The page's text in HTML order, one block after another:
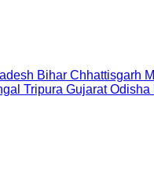
Bihar Chhattisgarh
Tripura Gujarat Odisha